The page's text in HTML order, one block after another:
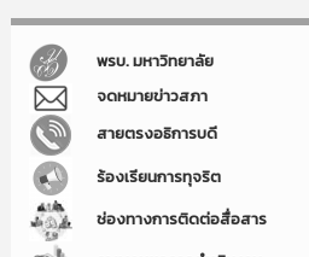
พรบ. มหาวิทยาลัย
จดหมายข่าวสภา
สายตรงอธิการบดี
ร้องเรียนการทุจริต
ช่องทางการติดต่อสื่อสาร